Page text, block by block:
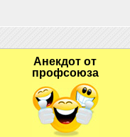
Анекдот от
профсоюза